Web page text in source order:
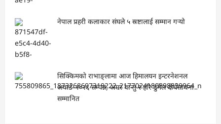
नेपाल प्रहरी कलाकार संघले ५ स्रष्टालाई सम्मान गर्‍यो
सिक्किमको राभाङ्लामा आज हिमालयन इन्टरनेशनल
अवार्ड–२०२६ सम्पन्न, अमर वान्तु र हरि ढुंगेल दीर्घसाधना
सम्मानित